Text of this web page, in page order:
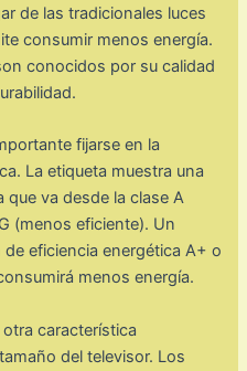
de las tradicionales luces
consumir menos energía.
conocidos por su calidad
fijarse en la
La etiqueta muestra una
que va desde la clase A
(menos eficiente). Un
eficiencia energética A+ o
menos energía.
característica
del televisor. Los